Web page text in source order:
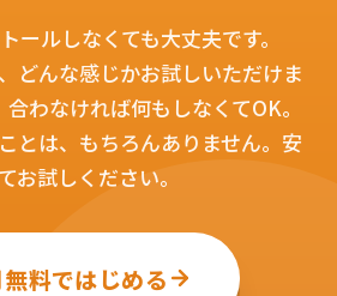
ールしなくても大丈夫です。
どんな感じかお試しいただけま
わなければ何もしなくてOK。
とは、もちろんありません。安
お試しください。
料ではじめる